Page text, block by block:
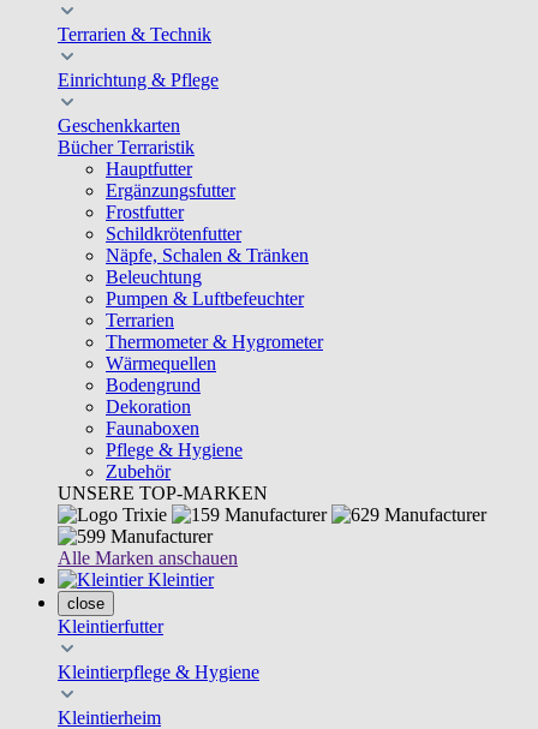
Terrarien & Technik
Einrichtung & Pflege
Geschenkkarten
Bücher Terraristik
Hauptfutter
Ergänzungsfutter
Frostfutter
Schildkrötenfutter
Näpfe, Schalen & Tränken
Beleuchtung
Pumpen & Luftbefeuchter
Terrarien
Thermometer & Hygrometer
Wärmequellen
Bodengrund
Dekoration
Faunaboxen
Pflege & Hygiene
Zubehör
UNSERE TOP-MARKEN
Alle Marken anschauen
Kleintier
close
Kleintierfutter
Kleintierpflege & Hygiene
Kleintierheim